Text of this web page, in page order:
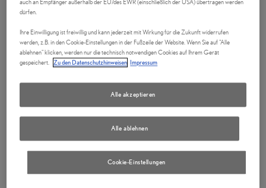
auch an Empfänger außerhalb der EU/des EWR (einschließlich der USA) übertragen werden
dürfen.
Ihre Einwilligung ist freiwillig und kann jederzeit mit Wirkung für die Zukunft widerrufen
werden, z.B. in den Cookie-Einstellungen in der Fußzeile der Website. Wenn Sie auf "Alle
ablehnen" klicken, werden nur die technisch notwendigen Cookies auf Ihrem Gerät
gespeichert. Zu den Datenschutzhinweisen Impressum
Cookie-Einstellungen
Alle ablehnen
Alle akzeptieren